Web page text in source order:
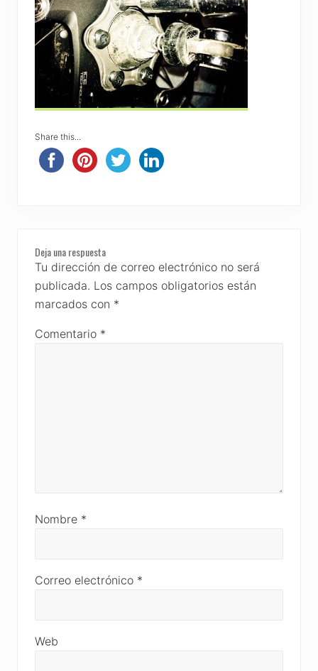
Share this...
Reader
Interactions
Deja una respuesta
Tu dirección de correo electrónico no será
publicada. Los campos obligatorios están
marcados con *
Comentario *
Nombre *
Correo electrónico *
Web